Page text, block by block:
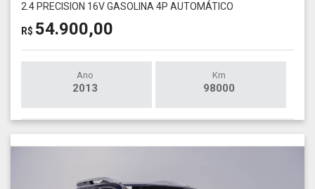
2.4 PRECISION 16V GASOLINA 4P AUTOMÁTICO
R$ 54.900,00
Ano
2013
Km
98000